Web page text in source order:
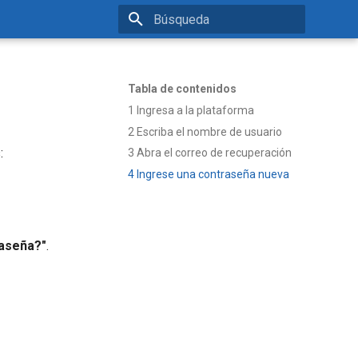
Tabla de contenidos
1 Ingresa a la plataforma
2 Escriba el nombre de usuario
3 Abra el correo de recuperación
4 Ingrese una contraseña nueva
.